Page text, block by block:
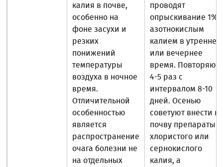
калия в почве,
особенно на
фоне засухи и
резких
понижений
температуры
воздуха в ночное
время.
Отличительной
особенностью
является
распространение
очага болезни не
на отдельных
проводят
опрыскивание
азотнокислым
калием в утреннее
или вечернее
время. Повторяют
4-5 раз с
интервалом 8-10
дней. Осенью
советуют внести в
почву препараты
хлористого или
сернокислого
калия, а